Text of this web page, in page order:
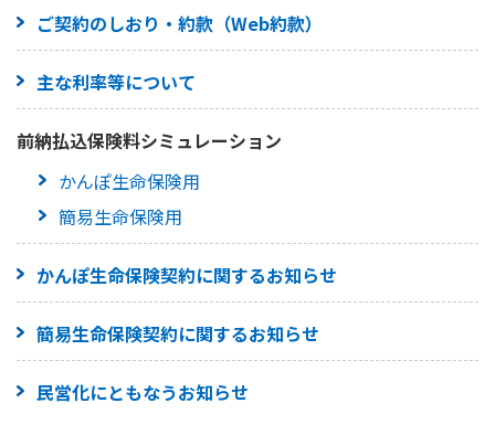
お問い合わせ
ラジオ体操・みんなの体操
ラジオ体操ポータルサイト
かんぽジャンクション
ご契約のしおり・約款（Web約款）
主な利率等について
前納払込保険料シミュレーション
かんぽ生命保険用
簡易生命保険用
かんぽ生命保険契約に関するお知らせ
簡易生命保険契約に関するお知らせ
民営化にともなうお知らせ